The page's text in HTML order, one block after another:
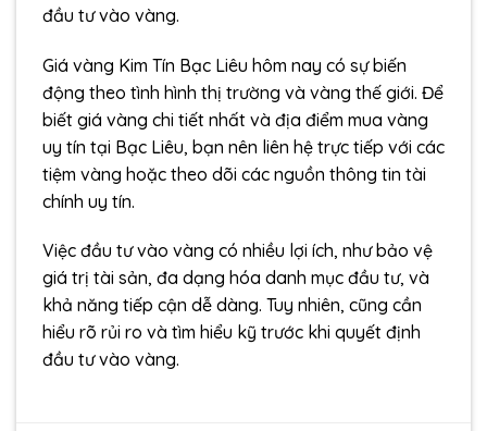
đầu tư vào vàng.
Giá vàng Kim Tín Bạc Liêu hôm nay có sự biến
động theo tình hình thị trường và vàng thế giới. Để
biết giá vàng chi tiết nhất và địa điểm mua vàng
uy tín tại Bạc Liêu, bạn nên liên hệ trực tiếp với các
tiệm vàng hoặc theo dõi các nguồn thông tin tài
chính uy tín.
Việc đầu tư vào vàng có nhiều lợi ích, như bảo vệ
giá trị tài sản, đa dạng hóa danh mục đầu tư, và
khả năng tiếp cận dễ dàng. Tuy nhiên, cũng cần
hiểu rõ rủi ro và tìm hiểu kỹ trước khi quyết định
đầu tư vào vàng.